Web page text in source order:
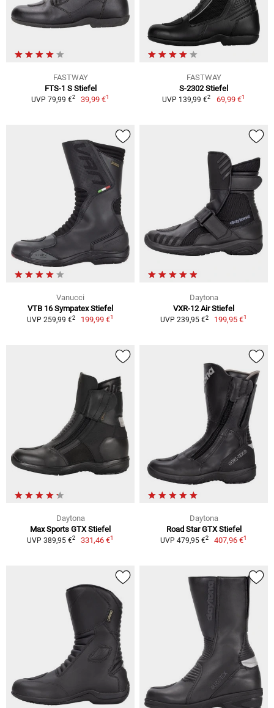
FASTWAY
FTS-1 S Stiefel
UVP 79,99 €2 39,99 €1
FASTWAY
S-2302 Stiefel
UVP 139,99 €2 69,99 €1
Vanucci
VTB 16 Sympatex Stiefel
UVP 259,99 €2 199,99 €1
Daytona
VXR-12 Air Stiefel
UVP 239,95 €2 199,95 €1
Daytona
Max Sports GTX Stiefel
UVP 389,95 €2 331,46 €1
Daytona
Road Star GTX Stiefel
UVP 479,95 €2 407,96 €1